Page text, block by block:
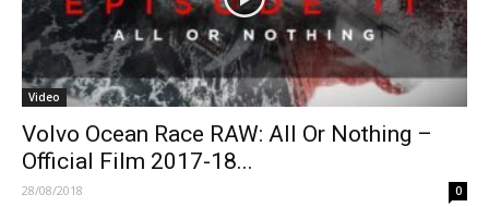
Video
Volvo Ocean Race RAW: All Or Nothing –
Official Film 2017-18...
28/08/2018 0